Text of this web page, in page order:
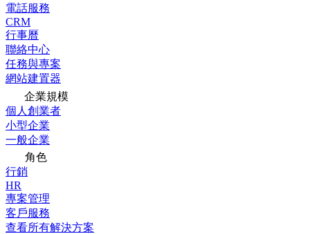
電話服務
CRM
行事曆
聯絡中心
任務與專案
網站建置器
企業規模
個人創業者
小型企業
一般企業
角色
行銷
HR
專案管理
客戶服務
查看所有解決方案